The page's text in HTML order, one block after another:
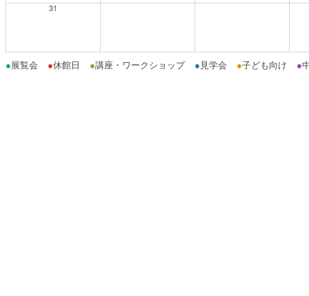
31
●展覧会 ●休館日 ●講座・ワークショップ ● 見学会 ●子ども向け ●